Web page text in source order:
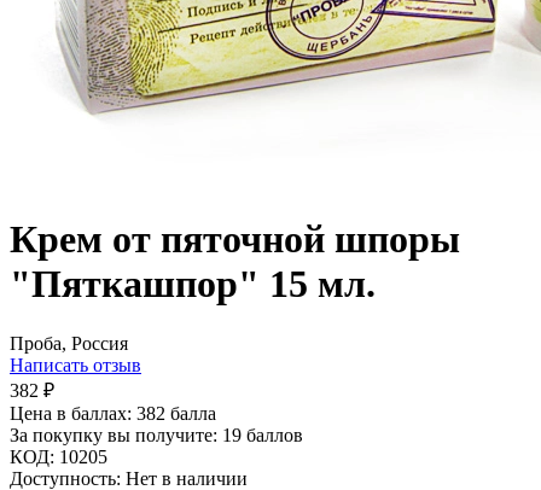
Крем от пяточной шпоры
"Пяткашпор" 15 мл.
Проба, Россия
Написать отзыв
382 ₽
Цена в баллах: 382 балла
За покупку вы получите: 19 баллов
КОД: 10205
Доступность: Нет в наличии